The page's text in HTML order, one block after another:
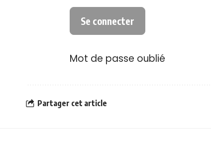
Mot de passe oublié
Partager cet article